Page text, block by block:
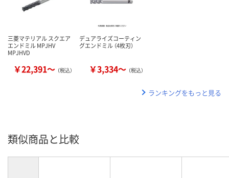
三菱マテリアル スクエア
エンドミル MPJHV
MPJHVD
￥22,391～ （税込）
デュアライズコーティン
グエンドミル （4枚刃）
￥3,334～ （税込）
ランキングをもっと見る
類似商品と比較